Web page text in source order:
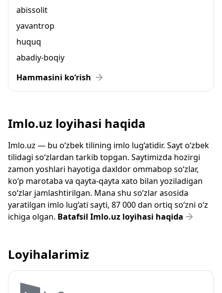
abissolit
yavantrop
huquq
abadiy-boqiy
Hammasini ko‘rish
Imlo.uz loyihasi haqida
Imlo.uz — bu o‘zbek tilining imlo lug‘atidir. Sayt o‘zbek
tilidagi so‘zlardan tarkib topgan. Saytimizda hozirgi
zamon yoshlari hayotiga daxldor ommabop so‘zlar,
ko‘p marotaba va qayta-qayta xato bilan yoziladigan
so‘zlar jamlashtirilgan. Mana shu so‘zlar asosida
yaratilgan imlo lug‘ati sayti, 87 000 dan ortiq so‘zni o‘z
ichiga olgan. Batafsil Imlo.uz loyihasi haqida
Loyihalarimiz